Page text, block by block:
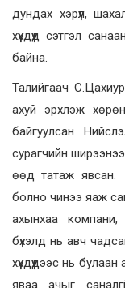
дундах хэрүүл,
хүүхдүүд сэтгэл
байна.
Талийгаач
ахуй эрхлэж
байгуулсан
сурагчийн
өөд татаж явсан.
болно чинээ яаж
ахынхаа компани,
бүхэлд нь авч
хүүхдүүдээс нь
яваа ачыг